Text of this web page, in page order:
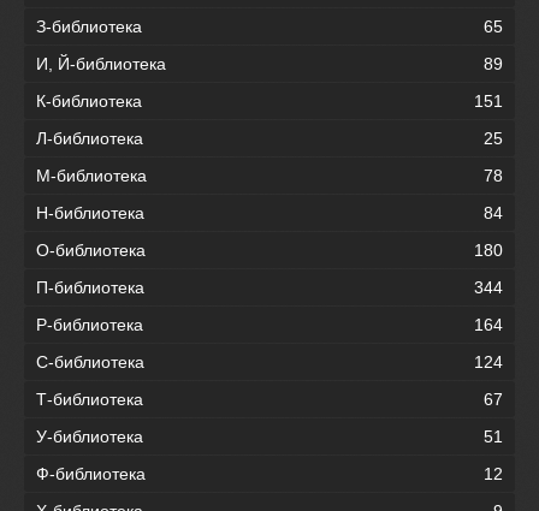
З-библиотека
65
И, Й-библиотека
89
К-библиотека
151
Л-библиотека
25
М-библиотека
78
Н-библиотека
84
О-библиотека
180
П-библиотека
344
Р-библиотека
164
С-библиотека
124
Т-библиотека
67
У-библиотека
51
Ф-библиотека
12